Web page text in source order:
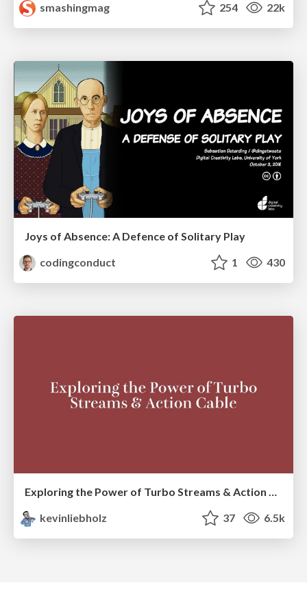
smashingmag
254 22k
Joys of Absence: A Defence of Solitary Play
codingconduct
1 430
kevinliebholz
37 6.5k